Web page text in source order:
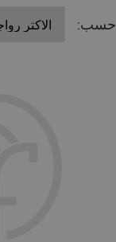
حسب: